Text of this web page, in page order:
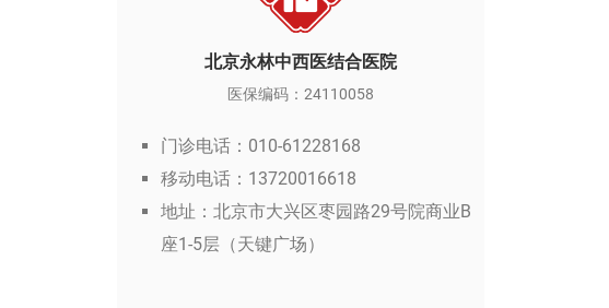
北京永林中西医结合医院
医保编码：24110058
门诊电话：010-61228168
移动电话：13720016618
地址：北京市大兴区枣园路29号院商业B
座1-5层（天键广场）